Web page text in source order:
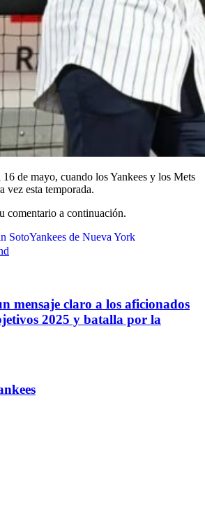
de mayo, cuando los Yankees y los Mets
vez esta temporada.
comentario a continuación.
SotoYankees de Nueva York
mensaje claro a los aficionados
2025 y batalla por la